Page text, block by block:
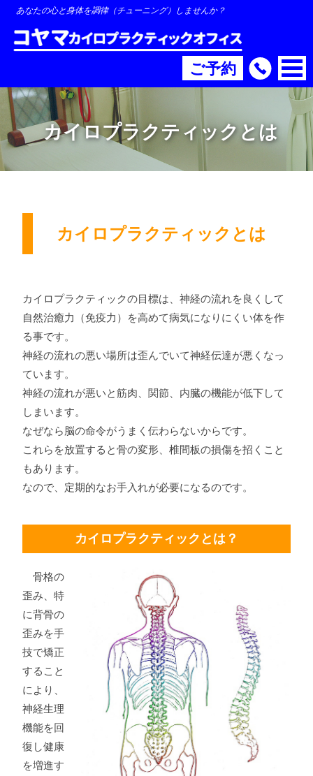
あなたの心と身体を調律（チューニング）しませんか？
ご予約
カイロプラクティックとは
カイロプラクティックとは
カイロプラクティックの目標は、神経の流れを良くして
自然治癒力（免疫力）を高めて病気になりにくい体を作
る事です。
神経の流れの悪い場所は歪んでいて神経伝達が悪くなっ
ています。
神経の流れが悪いと筋肉、関節、内臓の機能が低下して
しまいます。
なぜなら脳の命令がうまく伝わらないからです。
これらを放置すると骨の変形、椎間板の損傷を招くこと
もあります。
なので、定期的なお手入れが必要になるのです。
カイロプラクティックとは？
骨格の
歪み、特
に背骨の
歪みを手
技で矯正
すること
により、
神経生理
機能を回
復し健康
を増進す